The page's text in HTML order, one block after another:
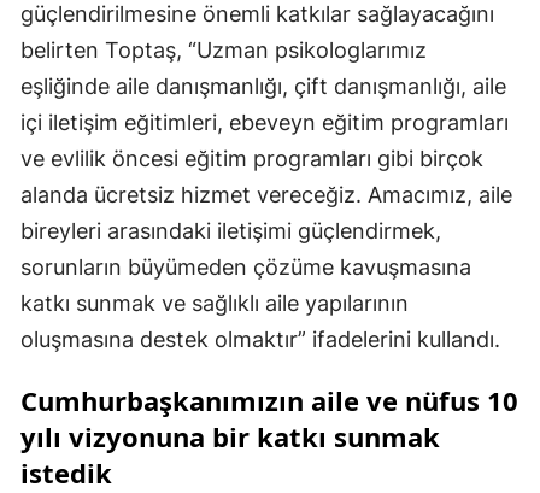
güçlendirilmesine önemli katkılar sağlayacağını
belirten Toptaş, “Uzman psikologlarımız
eşliğinde aile danışmanlığı, çift danışmanlığı, aile
içi iletişim eğitimleri, ebeveyn eğitim programları
ve evlilik öncesi eğitim programları gibi birçok
alanda ücretsiz hizmet vereceğiz. Amacımız, aile
bireyleri arasındaki iletişimi güçlendirmek,
sorunların büyümeden çözüme kavuşmasına
katkı sunmak ve sağlıklı aile yapılarının
oluşmasına destek olmaktır” ifadelerini kullandı.
Cumhurbaşkanımızın aile ve nüfus 10
yılı vizyonuna bir katkı sunmak
istedik